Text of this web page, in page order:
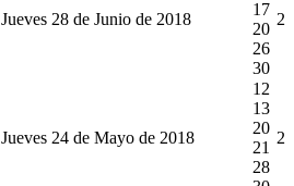
Jueves 28 de Junio de 2018
17
20
26
30
2
Jueves 24 de Mayo de 2018
12
13
20
21
28
2